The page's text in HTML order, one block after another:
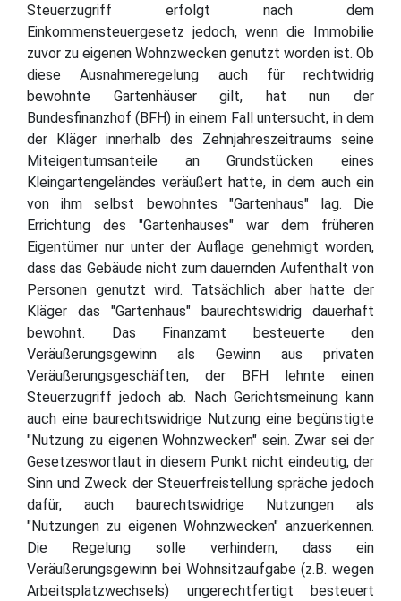
Steuerzugriff erfolgt nach dem
Einkommensteuergesetz jedoch, wenn die Immobilie
zuvor zu eigenen Wohnzwecken genutzt worden ist. Ob
diese Ausnahmeregelung auch für rechtwidrig
bewohnte Gartenhäuser gilt, hat nun der
Bundesfinanzhof (BFH) in einem Fall untersucht, in dem
der Kläger innerhalb des Zehnjahreszeitraums seine
Miteigentumsanteile an Grundstücken eines
Kleingartengeländes veräußert hatte, in dem auch ein
von ihm selbst bewohntes "Gartenhaus" lag. Die
Errichtung des "Gartenhauses" war dem früheren
Eigentümer nur unter der Auflage genehmigt worden,
dass das Gebäude nicht zum dauernden Aufenthalt von
Personen genutzt wird. Tatsächlich aber hatte der
Kläger das "Gartenhaus" baurechtswidrig dauerhaft
bewohnt. Das Finanzamt besteuerte den
Veräußerungsgewinn als Gewinn aus privaten
Veräußerungsgeschäften, der BFH lehnte einen
Steuerzugriff jedoch ab. Nach Gerichtsmeinung kann
auch eine baurechtswidrige Nutzung eine begünstigte
"Nutzung zu eigenen Wohnzwecken" sein. Zwar sei der
Gesetzeswortlaut in diesem Punkt nicht eindeutig, der
Sinn und Zweck der Steuerfreistellung spräche jedoch
dafür, auch baurechtswidrige Nutzungen als
"Nutzungen zu eigenen Wohnzwecken" anzuerkennen.
Die Regelung solle verhindern, dass ein
Veräußerungsgewinn bei Wohnsitzaufgabe (z.B. wegen
Arbeitsplatzwechsels) ungerechtfertigt besteuert